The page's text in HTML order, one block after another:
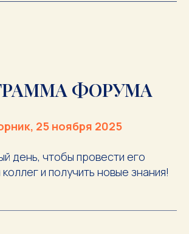
ФОРУМА
25 ноября 2025
день, чтобы провести его
и получить новые знания!